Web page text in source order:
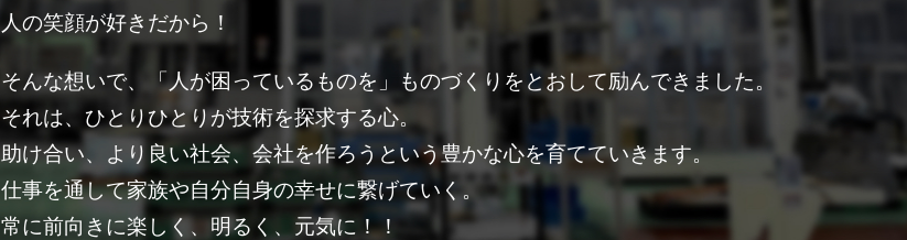
人の笑顔が好きだから！
そんな想いで、「人が困っているものを」ものづくりをとおして励んできました。
それは、ひとりひとりが技術を探求する心。
助け合い、より良い社会、会社を作ろうという豊かな心を育てていきます。
仕事を通して家族や自分自身の幸せに繋げていく。
常に前向きに楽しく、明るく、元気に！！